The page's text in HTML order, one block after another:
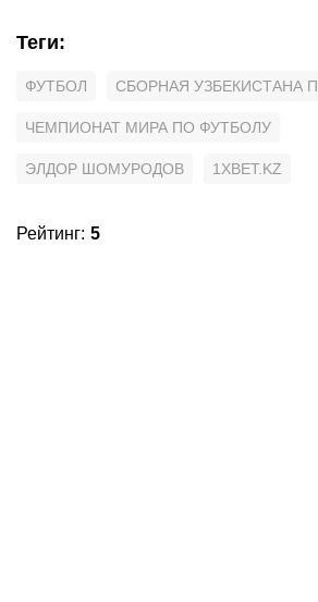
Теги:
ФУТБОЛ СБОРНАЯ УЗБЕКИСТАНА
ЧЕМПИОНАТ МИРА ПО ФУТБОЛУ
ЭЛДОР ШОМУРОДОВ 1XBET.KZ
Рейтинг: 5